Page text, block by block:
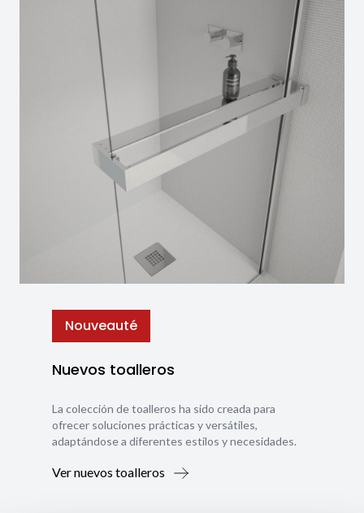
Nouveauté
Nuevos toalleros
La colección de toalleros ha sido creada para
ofrecer soluciones prácticas y versátiles,
adaptándose a diferentes estilos y necesidades.
Ver nuevos toalleros